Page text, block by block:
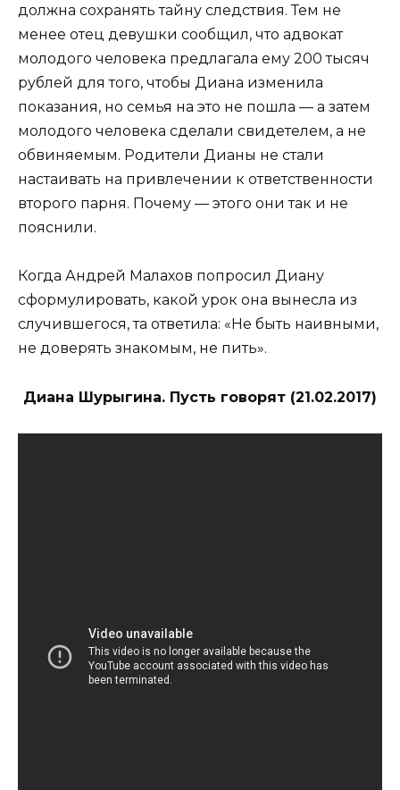
должна сохранять тайну следствия. Тем не
менее отец девушки сообщил, что адвокат
молодого человека предлагала ему 200 тысяч
рублей для того, чтобы Диана изменила
показания, но семья на это не пошла — а затем
молодого человека сделали свидетелем, а не
обвиняемым. Родители Дианы не стали
настаивать на привлечении к ответственности
второго парня. Почему — этого они так и не
пояснили.
Когда Андрей Малахов попросил Диану
сформулировать, какой урок она вынесла из
случившегося, та ответила: «Не быть наивными,
не доверять знакомым, не пить».
Диана Шурыгина. Пусть говорят (21.02.2017)